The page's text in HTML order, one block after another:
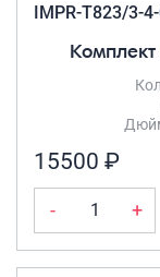
IMPR-T823/3-
15500 ₽
- +